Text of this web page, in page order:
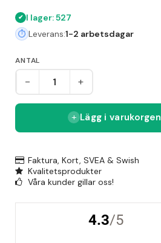
I lager: 527
Leverans:1-2 arbetsdagar
ANTAL
- +
Lägg i varukorgen
Faktura, Kort, SVEA & Swish
Kvalitetsprodukter
Våra kunder gillar oss!